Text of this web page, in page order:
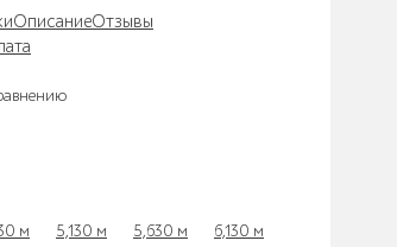
ОписаниеОтзывы
м 5,130 м 5,630 м 6,130 м